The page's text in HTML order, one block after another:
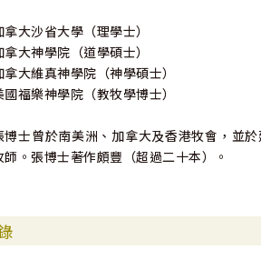
拿大沙省大學（理學士）
拿大神學院（道學碩士）
拿大維真神學院（神學碩士）
國福樂神學院（教牧學博士）
博士曾於南美洲、加拿大及香港牧會，並
師。張博士著作頗豐（超過二十本）。